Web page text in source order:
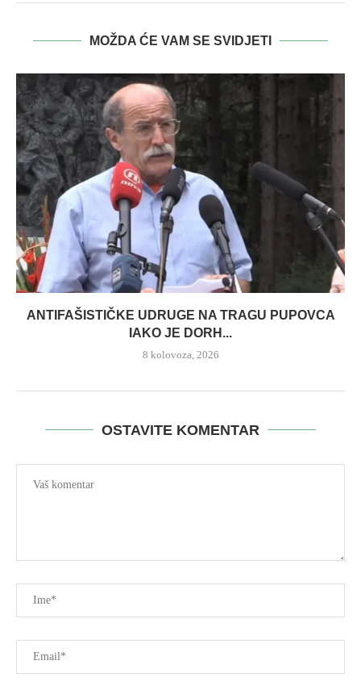
MOŽDA ĆE VAM SE SVIDJETI
ANTIFAŠISTIČKE UDRUGE NA TRAGU PUPOVCA
IAKO JE DORH...
8 kolovoza, 2026
OSTAVITE KOMENTAR